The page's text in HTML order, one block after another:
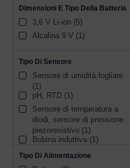
Dimensioni E Tipo Della Batteria
3,6 V Li-ion (5)
Alcalina 9 V (1)
Tipo Di Sensore
Sensore di umidità fogliare
(1)
pH, RTD (1)
Sensore di temperatura a
diodi, sensore di pressione
piezoresistivo (1)
Bobina induttiva (1)
Anemometro a 3 coppe (1)
Tipo Di Alimentazione